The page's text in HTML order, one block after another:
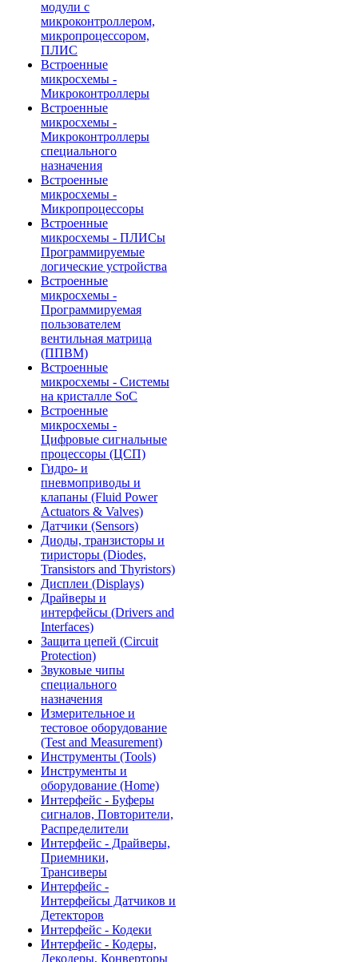
модули с
микроконтроллером,
микропроцессором,
ПЛИС
Встроенные
микросхемы -
Микроконтроллеры
Встроенные
микросхемы -
Микроконтроллеры
специального
назначения
Встроенные
микросхемы -
Микропроцессоры
Встроенные
микросхемы - ПЛИСы
Программируемые
логические устройства
Встроенные
микросхемы -
Программируемая
пользователем
вентильная матрица
(ППВМ)
Встроенные
микросхемы - Системы
на кристалле SoC
Встроенные
микросхемы -
Цифровые сигнальные
процессоры (ЦСП)
Гидро- и
пневмоприводы и
клапаны (Fluid Power
Actuators & Valves)
Датчики (Sensors)
Диоды, транзисторы и
тиристоры (Diodes,
Transistors and Thyristors)
Дисплеи (Displays)
Драйверы и
интерфейсы (Drivers and
Interfaces)
Защита цепей (Circuit
Protection)
Звуковые чипы
специального
назначения
Измерительное и
тестовое оборудование
(Test and Measurement)
Инструменты (Tools)
Инструменты и
оборудование (Home)
Интерфейс - Буферы
сигналов, Повторители,
Распределители
Интерфейс - Драйверы,
Приемники,
Трансиверы
Интерфейс -
Интерфейсы Датчиков и
Детекторов
Интерфейс - Кодеки
Интерфейс - Кодеры,
Декодеры, Конверторы